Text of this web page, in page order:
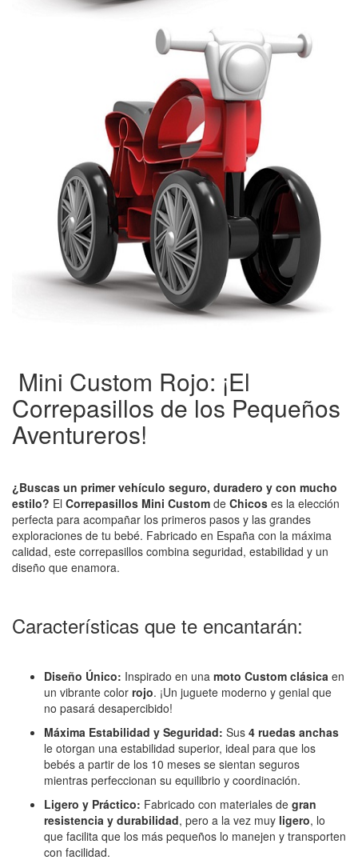
Mini Custom Rojo: ¡El
Correpasillos de los Pequeños
Aventureros!
¿Buscas un primer vehículo seguro, duradero y con mucho
estilo? El Correpasillos Mini Custom de Chicos es la elección
perfecta para acompañar los primeros pasos y las grandes
exploraciones de tu bebé. Fabricado en España con la máxima
calidad, este correpasillos combina seguridad, estabilidad y un
diseño que enamora.
Características que te encantarán:
Diseño Único: Inspirado en una moto Custom clásica en
un vibrante color rojo. ¡Un juguete moderno y genial que
no pasará desapercibido!
Máxima Estabilidad y Seguridad: Sus 4 ruedas anchas
le otorgan una estabilidad superior, ideal para que los
bebés a partir de los 10 meses se sientan seguros
mientras perfeccionan su equilibrio y coordinación.
Ligero y Práctico: Fabricado con materiales de gran
resistencia y durabilidad, pero a la vez muy ligero, lo
que facilita que los más pequeños lo manejen y transporten
con facilidad.